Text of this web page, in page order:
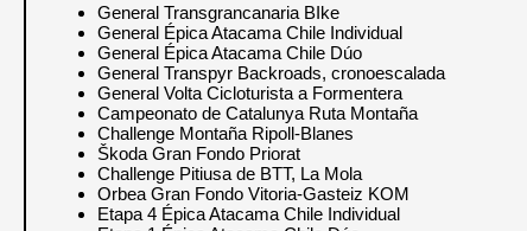
General Transgrancanaria BIke
General Épica Atacama Chile Individual
General Épica Atacama Chile Dúo
General Transpyr Backroads, cronoescalada
General Volta Cicloturista a Formentera
Campeonato de Catalunya Ruta Montaña
Challenge Montaña Ripoll-Blanes
Škoda Gran Fondo Priorat
Challenge Pitiusa de BTT, La Mola
Orbea Gran Fondo Vitoria-Gasteiz KOM
Etapa 4 Épica Atacama Chile Individual